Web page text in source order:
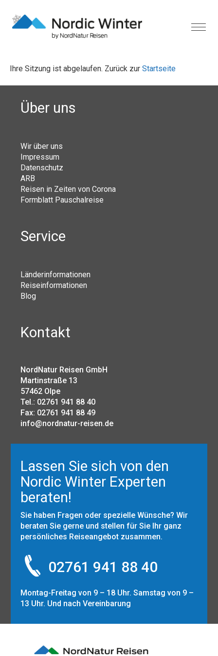
Ihre Sitzung ist abgelaufen. Zurück zur Startseite
Über uns
Wir über uns
Impressum
Datenschutz
ARB
Reisen in Zeiten von Corona
Formblatt Pauschalreise
Service
Länderinformationen
Reiseinformationen
Blog
Kontakt
NordNatur Reisen GmbH
Martinstraße 13
57462 Olpe
Tel.: 02761 941 88 40
Fax: 02761 941 88 49
info@nordnatur-reisen.de
Lassen Sie sich von den
Nordic Winter Experten
beraten!
Sie haben Fragen oder spezielle Wünsche? Wir
beraten Sie gerne und stellen für Sie Ihr ganz
persönliches Reiseangebot zusammen.
02761 941 88 40
Montag-Freitag von 9 – 18 Uhr. Samstag von 9 –
13 Uhr. Und nach Vereinbarung